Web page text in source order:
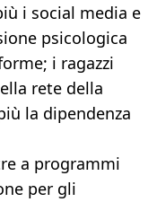
i social media e
psicologica
i ragazzi
rete della
la dipendenza
a programmi
per gli